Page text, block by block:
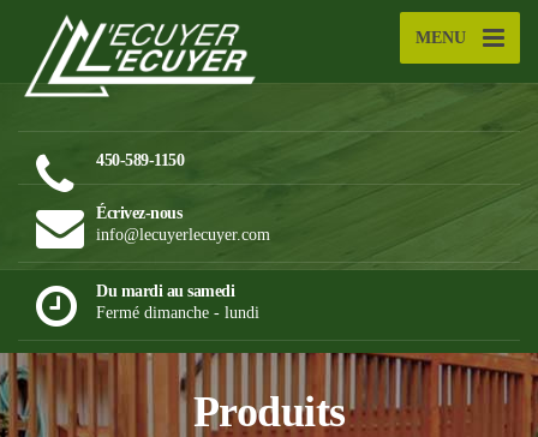
MENU
450-589-1150
Écrivez-nous
info@lecuyerlecuyer.com
Du mardi au samedi
Fermé dimanche - lundi
Produits